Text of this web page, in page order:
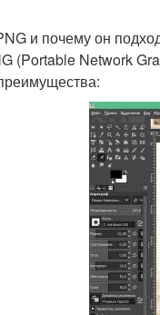
и почему он
(Portable Network